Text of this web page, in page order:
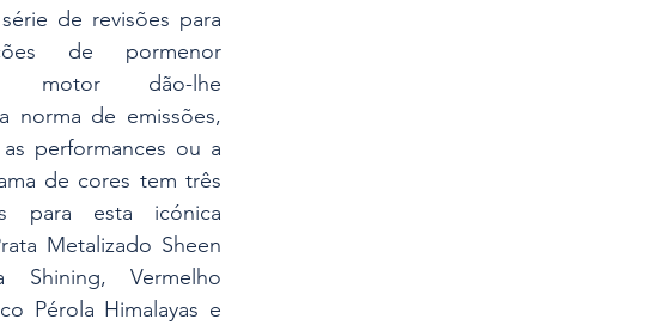
de revisões para
de pormenor
motor dão-lhe
norma de emissões,
performances ou a
de cores tem três
para esta icónica
Metalizado Sheen
Shining, Vermelho
Pérola Himalayas e